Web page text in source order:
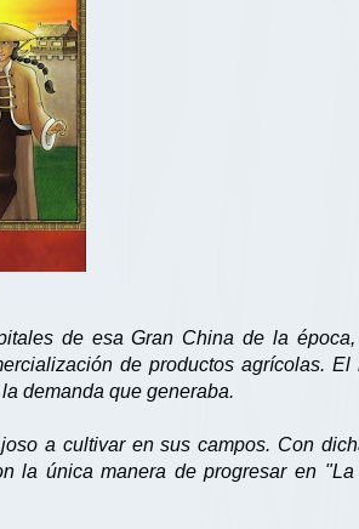
de esa Gran China de la
de productos agrícolas.
demanda que generaba.
a cultivar en sus campos. Con
la única manera de progresar en